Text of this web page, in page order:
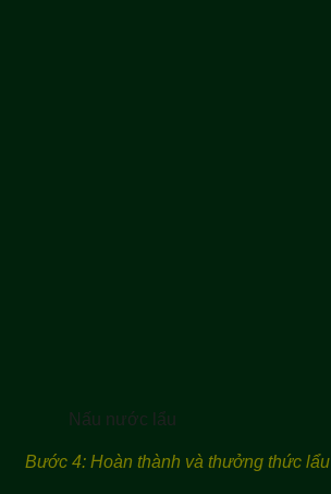
Nấu nước lẩu
Bước 4: Hoàn thành và thưởng thức lẩu